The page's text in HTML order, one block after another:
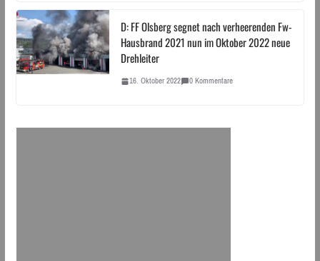
D: FF Olsberg segnet nach verheerenden Fw-
Hausbrand 2021 nun im Oktober 2022 neue
Drehleiter
16. Oktober 2022 0 Kommentare